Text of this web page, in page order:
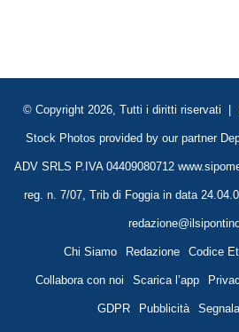
© Copyright 2026, Tutti i diritti riservati |
Stock Photos provided by our partner
ADV SRLS P.IVA 04409080712
reg. n. 7/07, Trib di Foggia in data
Chi Siamo Redazione Codice
Collabora con noi Scarica l’app
GDPR Pubblicità